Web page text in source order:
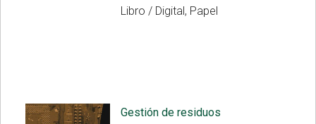
Libro / Digital, Papel
Gestión de residuos